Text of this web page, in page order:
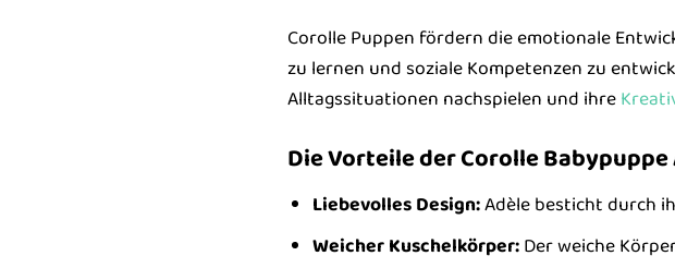
Corolle Puppen fördern die emotionale
zu lernen und soziale Kompetenzen zu
Alltagssituationen nachspielen und ihre
Die Vorteile der Corolle
Liebevolles Design:Adèle besticht durch
Weicher Kuschelkörper:Der weiche